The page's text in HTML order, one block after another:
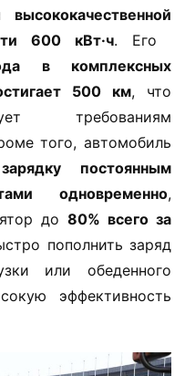
​высококачественной
600 кВт·ч​​. Его ​
в комплексных
500 км​​, что
требованиям
того, автомобиль
постоянным
одновременно​​,
до
​80% всего за
пополнить заряд
или обеденного
эффективность